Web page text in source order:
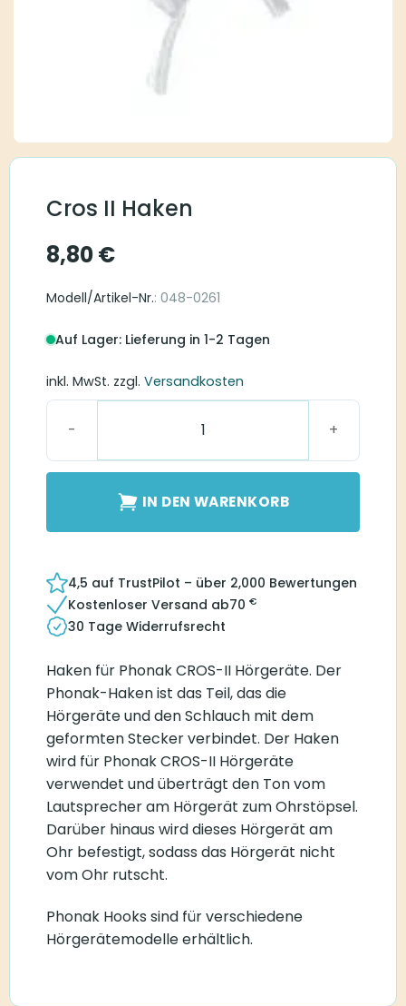
Cros II Haken
8,80€
Modell/Artikel-Nr.: 048-0261
Auf Lager: Lieferung in 1-2 Tagen
inkl. MwSt. zzgl. Versandkosten
Cros II Haken Menge
IN DEN WARENKORB
4,5 auf TrustPilot – über 2,000 Bewertungen
Kostenloser Versand ab70 €
30 Tage Widerrufsrecht
Haken für Phonak CROS-II Hörgeräte. Der
Phonak-Haken ist das Teil, das die
Hörgeräte und den Schlauch mit dem
geformten Stecker verbindet. Der Haken
wird für Phonak CROS-II Hörgeräte
verwendet und überträgt den Ton vom
Lautsprecher am Hörgerät zum Ohrstöpsel.
Darüber hinaus wird dieses Hörgerät am
Ohr befestigt, sodass das Hörgerät nicht
vom Ohr rutscht.
Phonak Hooks sind für verschiedene
Hörgerätemodelle erhältlich.